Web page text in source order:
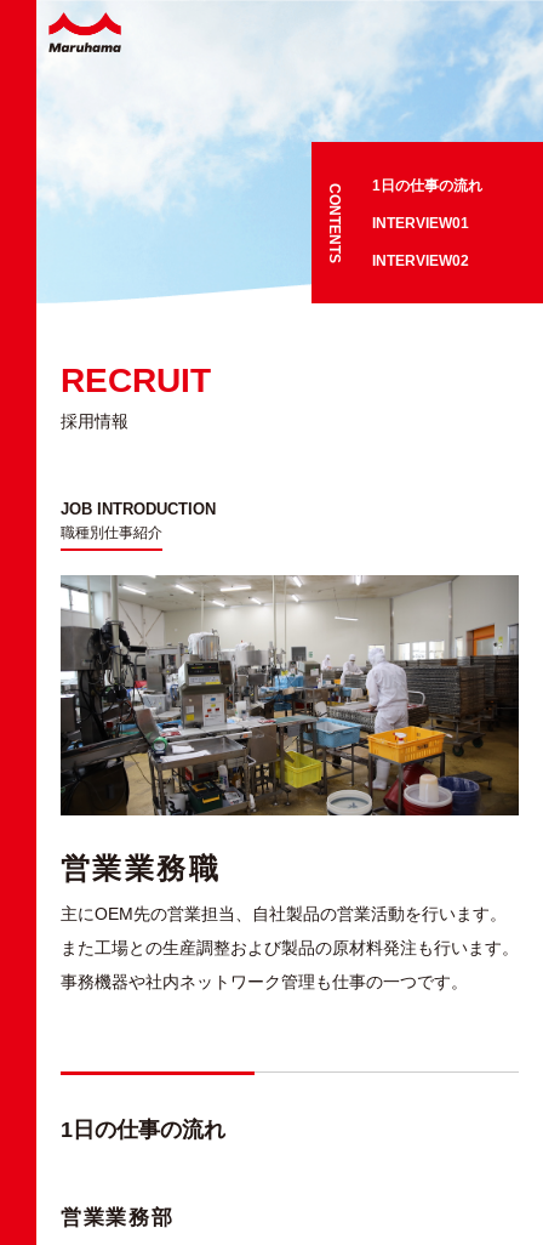
CONTENTS 1日の仕事の流れ
INTERVIEW01
INTERVIEW02
RECRUIT
採用情報
JOB INTRODUCTION
職種別仕事紹介
営業業務職
主にOEM先の営業担当、自社製品の営業活動を行います。
また工場との生産調整および製品の原材料発注も行います。
事務機器や社内ネットワーク管理も仕事の一つです。
1日の仕事の流れ
営業業務部